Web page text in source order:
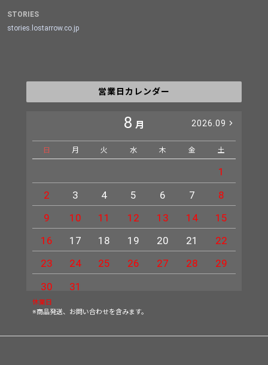
STORIES
stories.lostarrow.co.jp
営業日カレンダー
8 月 2026.09
日 月 火 水 木 金 土
1
2
3 4 5 6 7
8
9
10 11 12 13 14
15
16
17 18 19 20 21
22
23
24 25 26 27 28
29
30
31
休業日
※商品発送、お問い合わせを含みます。